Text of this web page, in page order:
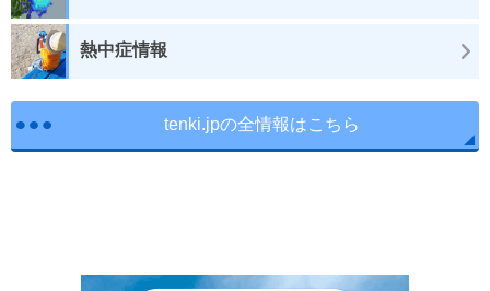
熱中症情報
tenki.jpの全情報はこちら